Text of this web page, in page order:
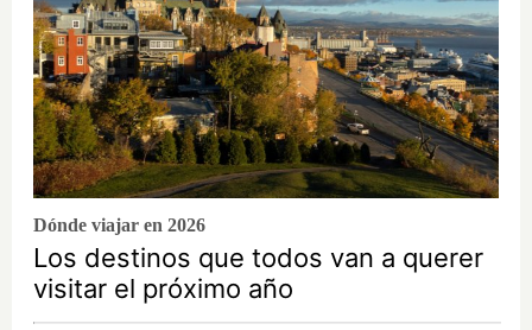
Dónde viajar en 2026
Los destinos que todos van a querer
visitar el próximo año